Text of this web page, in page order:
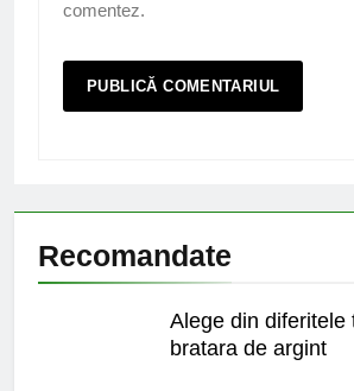
comentez.
Recomandate
Alege din diferitele
bratara de argint